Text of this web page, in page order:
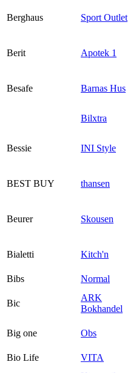
Berghaus Sport Outlet
Berit Apotek 1
Besafe Barnas Hus
Bilxtra
Bessie INI Style
BEST BUY thansen
Beurer Skousen
Bialetti Kitch'n
Bibs
Normal
Bic
ARK
Bokhandel
Big one
Obs
Bio Life
VITA